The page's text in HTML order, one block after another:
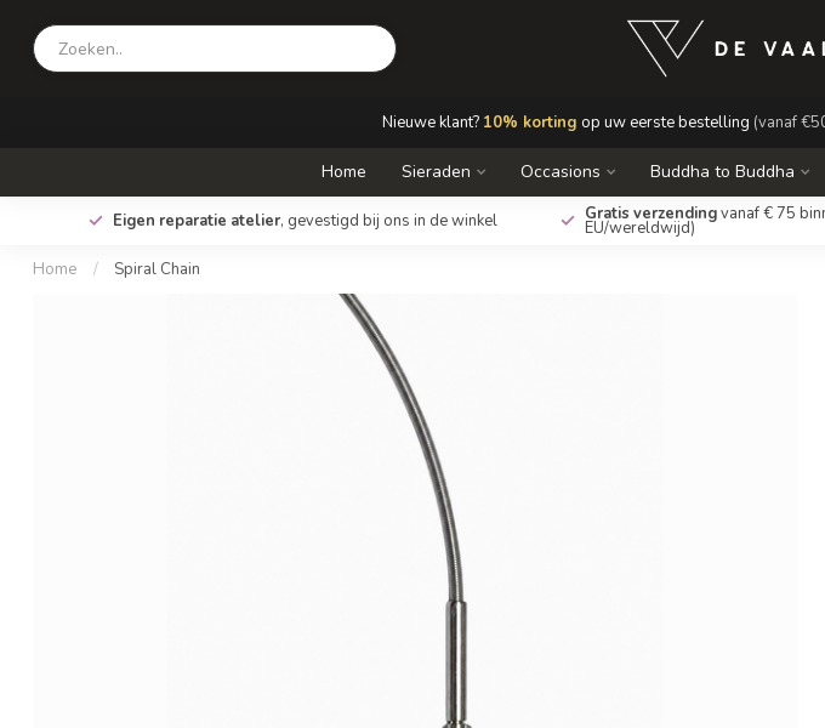
Nieuwe klant? 10% korting op uw eerste bestelling (vanaf
Home Sieraden Occasions Buddha to Buddha
Eigen reparatie atelier, gevestigd bij ons in de winkel Gratis verzendingvanaf € 75
EU/wereldwijd)
Home / Spiral Chain